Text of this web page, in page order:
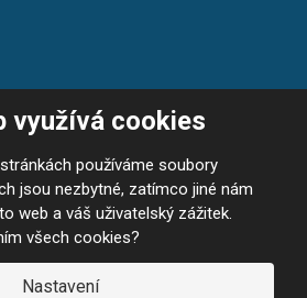
využívá cookies
používáme soubory
jsou nezbytné, zatímco jiné nám
web a váš uživatelský zážitek.
všech cookies?
Nastavení
POTŘEBY
stránek ||GDPR